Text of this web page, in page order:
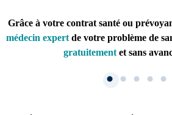
Grâce à votre contrat santé ou
médecin expert de votre problème de
gratuitementet sans